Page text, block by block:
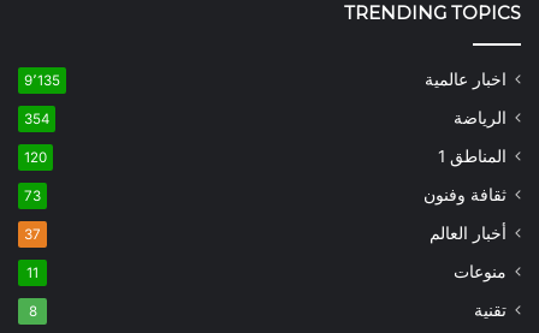
TRENDING TOPICS
اخبار عالمية 9٬135
الرياضة 354
المناطق 1 120
ثقافة وفنون 73
أخبار العالم 37
منوعات 11
تقنية 8